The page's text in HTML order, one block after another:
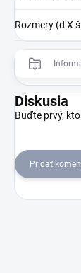
Rozmery (d X
Diskusia
Buďte prvý,
Pridať